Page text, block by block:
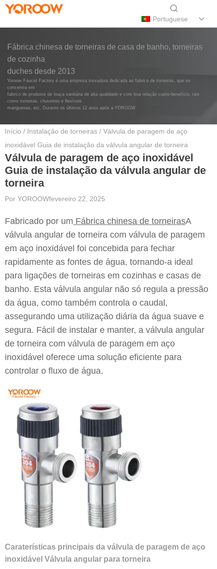
Portuguese
Fábrica chinesa de torneiras de casa de banho, torneiras
de cozinha
duches desde 2013
Yoroow Faucet Factory é uma empresa inovadora dedicada ao fabrico de torneiras, que se
concentra em
fabrico de produtos de louça sanitária de alta qualidade e com boa relação custo-benefício, tais
como torneiras, chuveiros e flexíveis
mangueiras, etc. Durante os últimos 12 anos após a YOROOW
Início / Instalação de torneiras / Válvula de paragem de aço
inoxidável Guia de instalação da válvula angular de torneira
Válvula de paragem de aço inoxidável
Guia de instalação da válvula angular de
torneira
Por YOROOWfevereiro 22, 2025
Fabricado por um Fábrica chinesa de torneirasA
válvula angular de torneira com válvula de paragem
em aço inoxidável foi concebida para fechar
rapidamente as fontes de água, tornando-a ideal
para ligações de torneiras em cozinhas e casas de
banho. Esta válvula angular não só regula a pressão
da água, como também controla o caudal,
assegurando uma utilização diária da água suave e
segura. Fácil de instalar e manter, a válvula angular
de torneira com válvula de paragem em aço
inoxidável oferece uma solução eficiente para
controlar o fluxo de água.
Caraterísticas principais da válvula de paragem de aço
inoxidável Válvula angular para torneira